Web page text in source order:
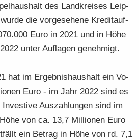
des Land­krei­ses Leip­
die vor­ge­se­he­ne Kre­dit­auf­
Euro in 2021 und in Höhe
unter Auf­la­gen ge­neh­migt.
hat im Er­geb­nis­haus­halt ein Vo­
Euro - im Jahr 2022 sind es
Aus­zah­lun­gen sind im
von ca. 13,7 Mil­lio­nen Euro
ein Be­trag in Höhe von rd. 7,1